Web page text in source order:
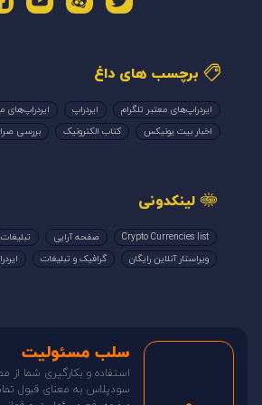
برچسب های داغ
ایردراپ‌های معتبر تلگرام ایردراپ
ایردراپ‌های
اخبار بیت یونیکس
کتاب الکترونیک بررسی
لینکدونی
Crypto Currencies list صفحه آرایی
تبلیغات
ویراستار آنلاین رایگان
گرافیک و تبلیغات
سلب مسئولیت
استفاده و بکارگیری شما از
سودپلاس به معنای قبول